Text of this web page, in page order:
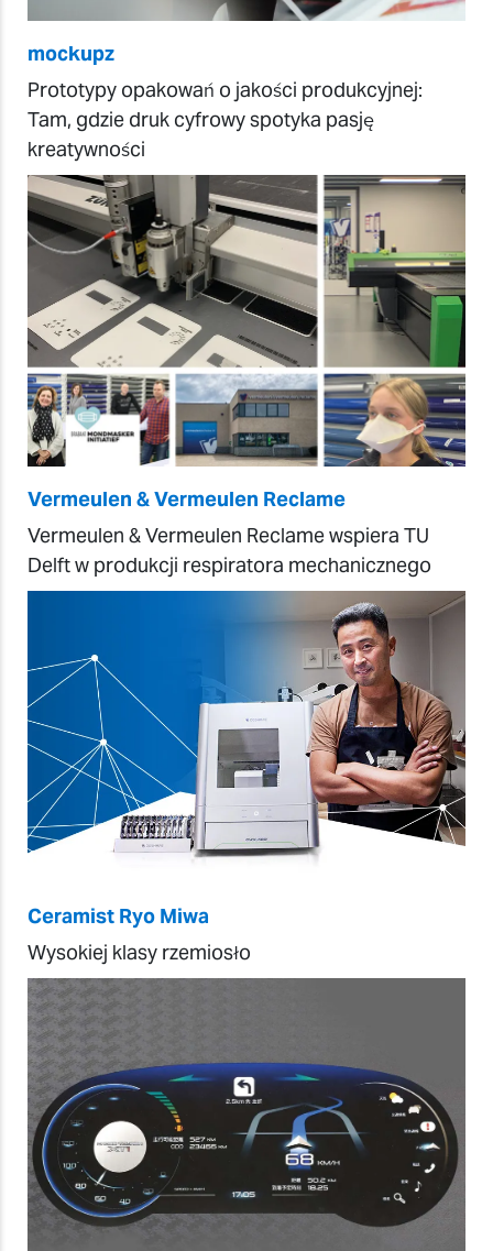
mockupz
Prototypy opakowań o jakości produkcyjnej:
Tam, gdzie druk cyfrowy spotyka pasję
kreatywności
Vermeulen & Vermeulen Reclame
Vermeulen & Vermeulen Reclame wspiera TU
Delft w produkcji respiratora mechanicznego
Ceramist Ryo Miwa
Wysokiej klasy rzemiosło